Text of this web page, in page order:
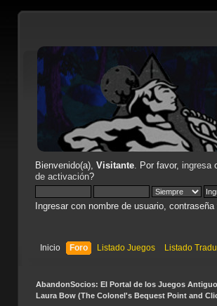
Bienvenido(a), Visitante. Por favor, ingresa
de activación?
Ingresar con nombre de usuario,
Inicio Foro Listado Juegos Listado
AbandonSocios: El Portal de los Juegos
Laura Bow (The Colonel's Bequest Point and